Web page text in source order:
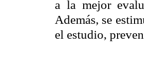
a la mejor
Además, se
el estudio,